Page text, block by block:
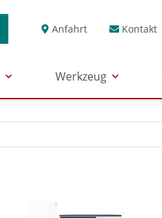
Anfahrt Kontakt
Werkzeug